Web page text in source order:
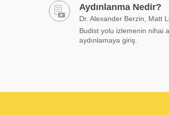
Aydınlanma Nedir?
Dr. Alexander Berzin, Matt
Budist yolu izlemenin nihai
aydınlamaya giriş.